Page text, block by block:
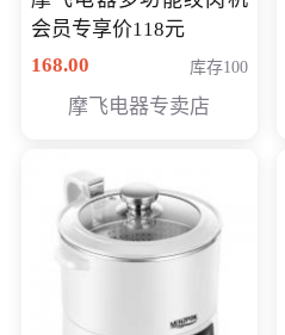
会员专享价118元
168.00
库存100
摩飞电器专卖店